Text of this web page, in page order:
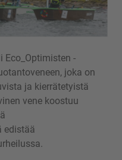
Eco_Optimisten -
joka on
ja kierrätetyistä
vene koostuu
edistää